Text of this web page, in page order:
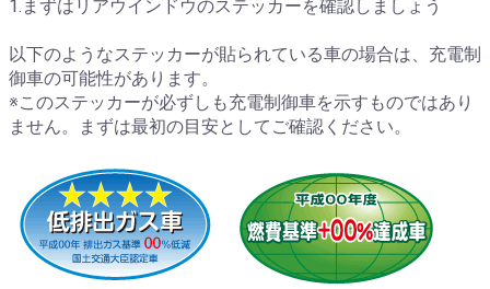
1.まずはリアウインドウのステッカーを確認しましょう
以下のようなステッカーが貼られている車の場合は、充電制
御車の可能性があります。
※このステッカーが必ずしも充電制御車を示すものではあり
ません。まずは最初の目安としてご確認ください。